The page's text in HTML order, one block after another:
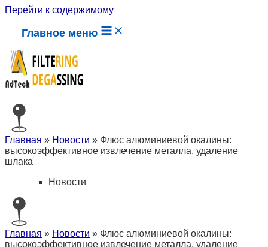
Перейти к содержимому
Главное меню
Главная » Новости » Флюс алюминиевой окалины:
высокоэффективное извлечение металла, удаление
шлака
Новости
Главная » Новости » Флюс алюминиевой окалины:
высокоэффективное извлечение металла, удаление